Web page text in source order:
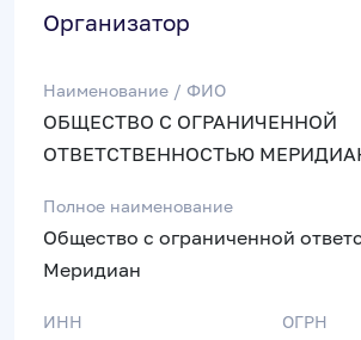
Организатор
Наименование / ФИО
ОБЩЕСТВО С ОГРАНИЧЕННОЙ
ОТВЕТСТВЕННОСТЬЮ
Полное наименование
Общество с ограниченной
Меридиан
ИНН ОГРН